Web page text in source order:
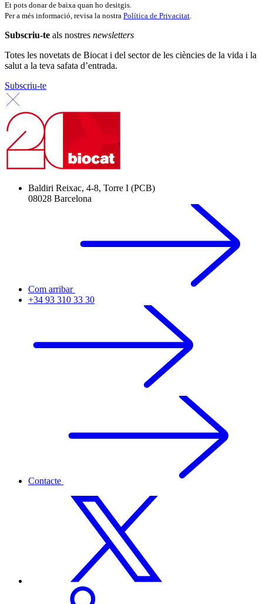
Et pots donar de baixa quan ho desitgis.
Per a més informació, revisa la nostra Política de Privacitat.
Subscriu-te als nostres newsletters
Totes les novetats de Biocat i del sector de les ciències de la vida i la
salut a la teva safata d’entrada.
Subscriu-te
Baldiri Reixac, 4-8, Torre I (PCB)
08028 Barcelona
Com arribar
+34 93 310 33 30
Contacte